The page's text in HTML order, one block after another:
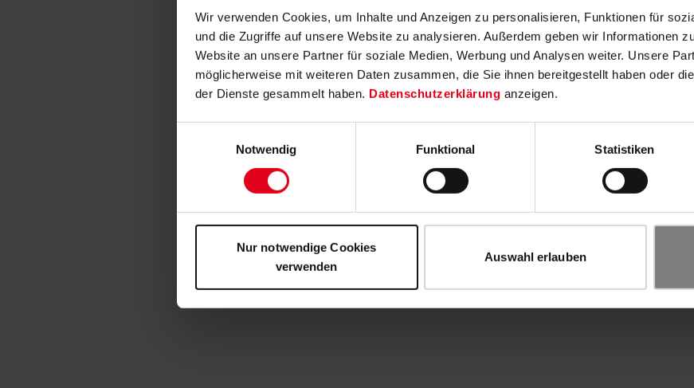
Wir verwenden Cookies, um Inhalte und Anzeigen zu personalisieren, Funktionen für
und die Zugriffe auf unsere Website zu analysieren. Außerdem geben wir Informationen
Website an unsere Partner für soziale Medien, Werbung und Analysen weiter. Unsere
möglicherweise mit weiteren Daten zusammen, die Sie ihnen bereitgestellt haben oder
der Dienste gesammelt haben. Datenschutzerklärung anzeigen.
Notwendig
Funktional Statistiken
Nur notwendige Cookies
verwenden
Auswahl erlauben